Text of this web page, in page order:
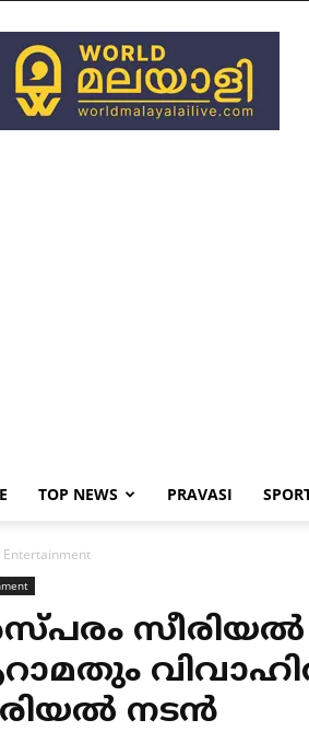
World
Malayali
Live
TOP NEWS PRAVASI
Entertainment
സീരിയല്‍
നടന്‍